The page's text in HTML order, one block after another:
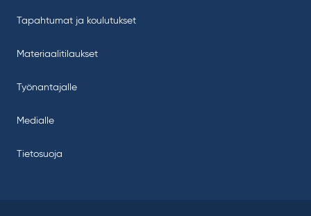
Tapahtumat ja koulutukset
Materiaalitilaukset
Työnantajalle
Medialle
Tietosuoja